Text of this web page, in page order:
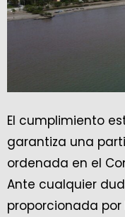
El cumplimiento
garantiza una
ordenada en el
Ante cualquier
proporcionada por